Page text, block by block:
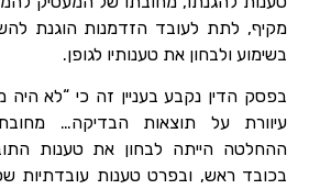
מקיף, לתת לעובד הזדמנות הוגנת
בשימוע ולבחון את טענותיו לגופן.
בפסק הדין נקבע בעניין זה כי “לא
עיוורת על תוצאות הבדיקה…
ההחלטה הייתה לבחון את טענות
בכובד ראש, ובפרט טענות עובדתיות